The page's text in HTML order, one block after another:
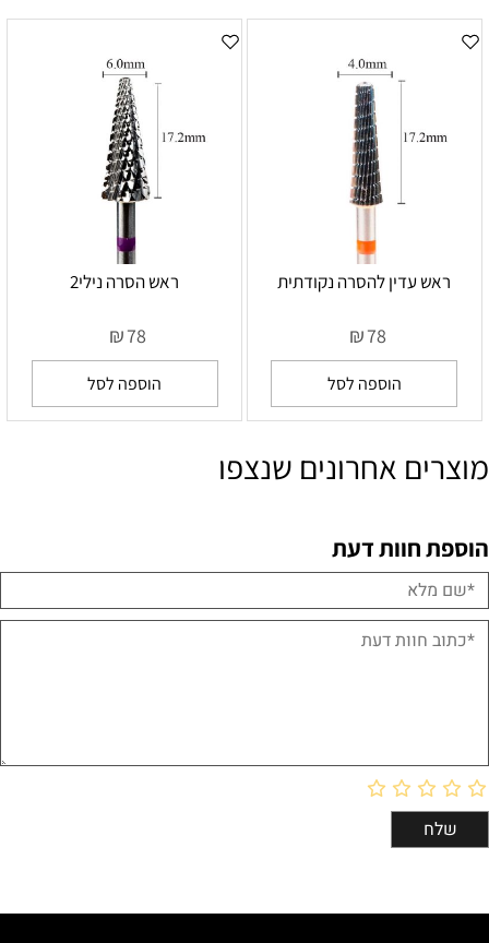
ראש עדין להסרה נקודתית
₪78
הוספה לסל
ראש הסרה נילי2
₪78
הוספה לסל
מוצרים אחרונים שנצפו
הוספת חוות דעת